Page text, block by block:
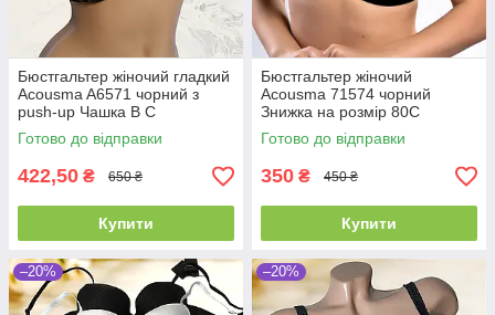
Бюстгальтер жіночий гладкий
Acousma A6571 чорний з
push-up Чашка B C
Готово до відправки
422,50 ₴ 650 ₴
Купити
Бюстгальтер жіночий
Acousma 71574 чорний
Знижка на розмір 80С
Готово до відправки
350 ₴ 450 ₴
Купити
–20% –20%